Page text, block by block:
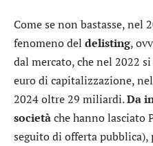
Come se non bastasse, nel
fenomeno del delisting,
dal mercato, che nel 2022
euro di capitalizzazione,
2024 oltre 29 miliardi.Da
societàche hanno lasciato
seguito di offerta